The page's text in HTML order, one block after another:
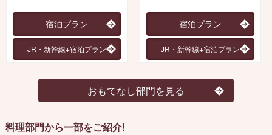
宿泊プラン
JR・新幹線+宿泊プラン
宿泊プラン
JR・新幹線+宿泊プラン
おもてなし部門を見る
料理部門から一部をご紹介!